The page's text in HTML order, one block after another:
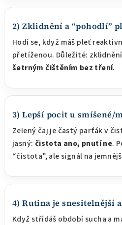
2) Zklidnění a “pohodlí”
Hodí se, když máš pleť
přetíženou. Důležité:
šetrným čištěním bez tření.
3) Lepší pocit u smíšené/
Zelený čaj je častý parťák v
jasný: čistota ano, pnutí ne.
“čistota”, ale signál na
4) Rutina je snesitelnější
Když střídáš období sucha a